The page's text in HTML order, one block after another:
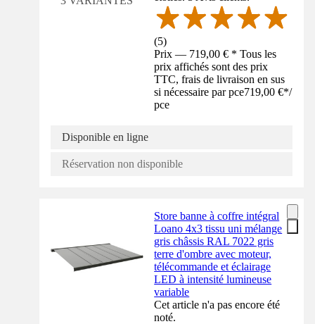
(5)
Prix — 719,00 € * Tous les
prix affichés sont des prix
TTC, frais de livraison en sus
si nécessaire par pce719,00 €*/
pce
Disponible en ligne
Réservation non disponible
Store banne à coffre intégral
Loano 4x3 tissu uni mélange
gris châssis RAL 7022 gris
terre d'ombre avec moteur,
télécommande et éclairage
LED à intensité lumineuse
variable
Cet article n'a pas encore été
noté.